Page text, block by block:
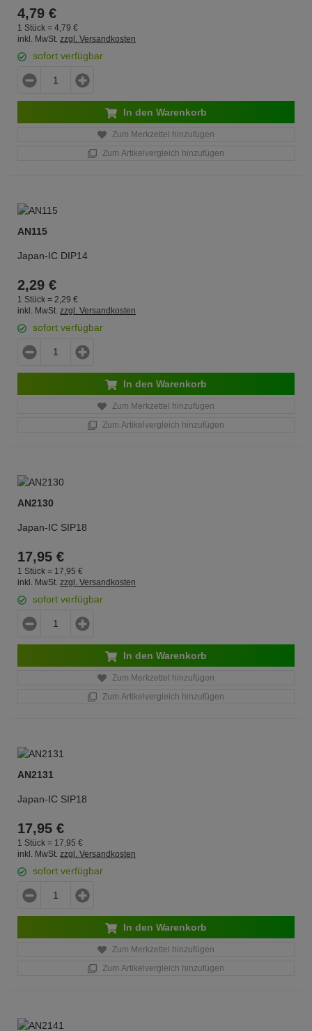
4,79 €
1 Stück = 4, 79 €
inkl. MwSt. zzgl. Versandkosten
sofort verfügbar
In den Warenkorb
Zum Merkzettel hinzufügen
Zum Artikelvergleich hinzufügen
AN115
Japan-IC DIP14
2,29 €
1 Stück = 2, 29 €
inkl. MwSt. zzgl. Versandkosten
sofort verfügbar
In den Warenkorb
Zum Merkzettel hinzufügen
Zum Artikelvergleich hinzufügen
AN2130
Japan-IC SIP18
17,95 €
1 Stück = 17, 95 €
inkl. MwSt. zzgl. Versandkosten
sofort verfügbar
In den Warenkorb
Zum Merkzettel hinzufügen
Zum Artikelvergleich hinzufügen
AN2131
Japan-IC SIP18
17,95 €
1 Stück = 17, 95 €
inkl. MwSt. zzgl. Versandkosten
sofort verfügbar
In den Warenkorb
Zum Merkzettel hinzufügen
Zum Artikelvergleich hinzufügen